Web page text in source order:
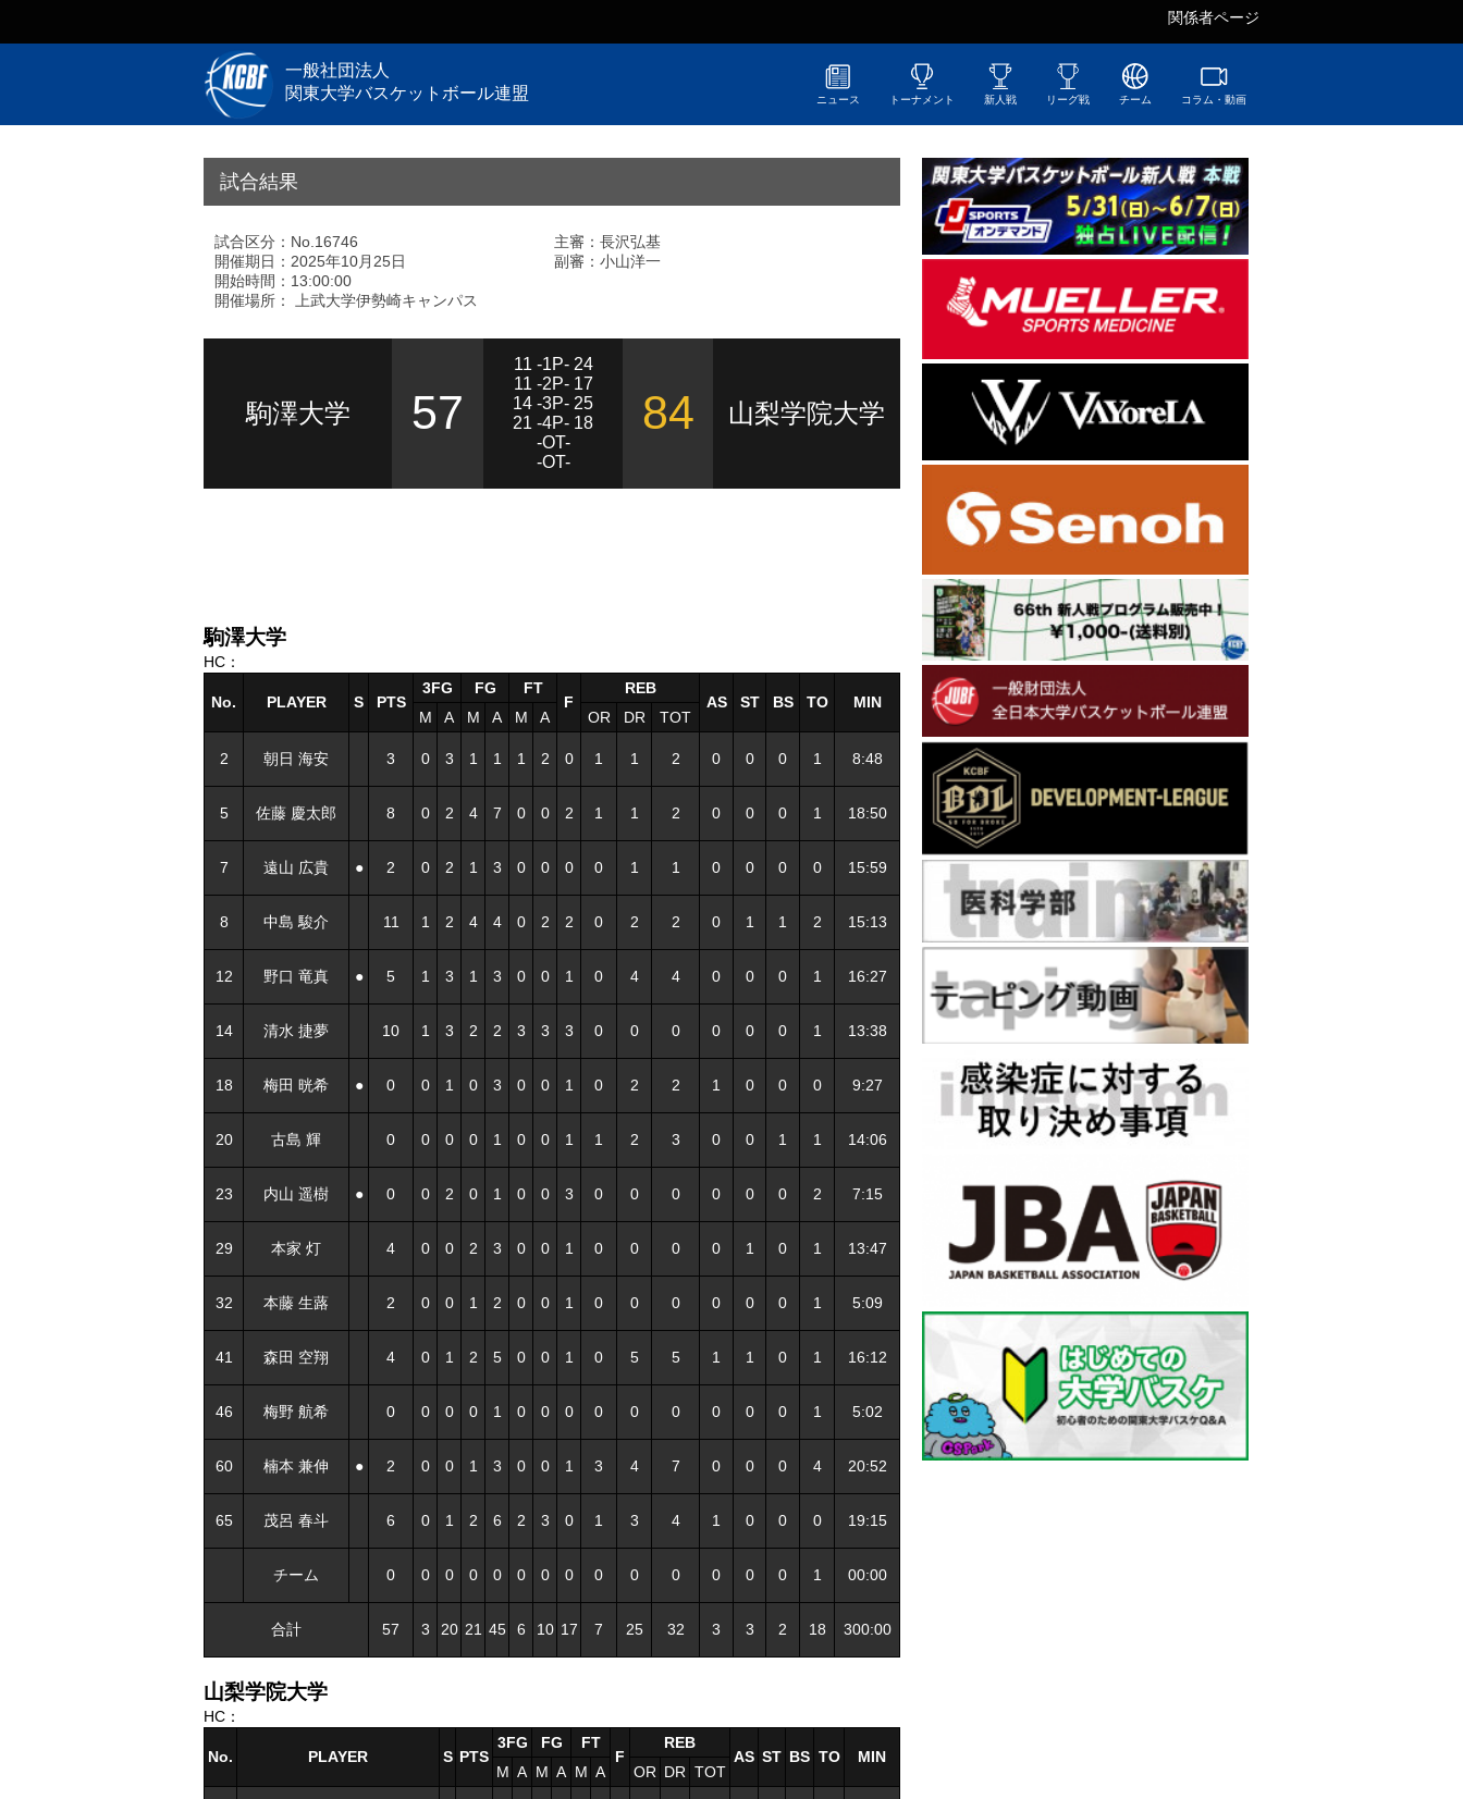
関係者ページ
一般社団法人
関東大学バスケットボール連盟
ニュース トーナメント 新人戦 リーグ戦 チーム コラム・動画
試合結果
試合区分：No.16746
開催期日：2025年10月25日
開始時間：13:00:00
開催場所： 上武大学伊勢崎キャンパス
主審：長沢弘基
副審：小山洋一
駒澤大学 57
11 -1P- 24
11 -2P- 17
14 -3P- 25
21 -4P- 18
-OT-
-OT-
84 山梨学院大学
駒澤大学
HC：
No. PLAYER S PTS
3FG FG
FT
F
REB
AS
ST BS TO
MIN
M
A M A M A OR DR TOT
2 朝日 海安 3 0 3 1 1 1 2 0 1 1 2 0 0 0 1 8:48
5 佐藤 慶太郎 8 0 2 4 7 0 0 2 1 1 2 0 0 0 1 18:50
7 遠山 広貴 ● 2 0 2 1 3 0 0 0 0 1 1 0 0 0 0 15:59
8 中島 駿介 11 1 2 4 4 0 2 2 0 2 2 0 1 1 2 15:13
12 野口 竜真 ● 5 1 3 1 3 0 0 1 0 4 4 0 0 0 1 16:27
14 清水 捷夢 10 1 3 2 2 3 3 3 0 0 0 0 0 0 1 13:38
18 梅田 晄希 ● 0 0 1 0 3 0 0 1 0 2 2 1 0 0 0 9:27
20 古島 輝 0 0 0 0 1 0 0 1 1 2 3 0 0 1 1 14:06
23 内山 遥樹 ● 0 0 2 0 1 0 0 3 0 0 0 0 0 0 2 7:15
29 本家 灯 4 0 0 2 3 0 0 1 0 0 0 0 1 0 1 13:47
32 本藤 生蕗 2 0 0 1 2 0 0 1 0 0 0 0 0 0 1 5:09
41 森田 空翔 4 0 1 2 5 0 0 1 0 5 5 1 1 0 1 16:12
46 梅野 航希 0 0 0 0 1 0 0 0 0 0 0 0 0 0 1 5:02
60 楠本 兼伸 ● 2 0 0 1 3 0 0 1 3 4 7 0 0 0 4 20:52
65 茂呂 春斗 6 0 1 2 6 2 3 0 1 3 4 1 0 0 0 19:15
チーム 0 0 0 0 0 0 0 0 0 0 0 0 0 0 1 00:00
合計 57 3 20 21 45 6 10 17 7 25 32 3 3 2 18 300:00
山梨学院大学
HC：
No. PLAYER S PTS
3FG FG
FT
F
REB
AS ST BS TO
MIN
M A M A M A OR DR TOT